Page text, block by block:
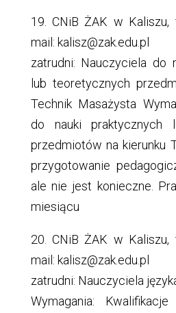
19. CNiB ŻAK w Kaliszu,
mail: kalisz@zak.edu.pl
zatrudni: Nauczyciela do
lub teoretycznych
Technik Masażysta
do nauki praktycznych
przedmiotów na kierunku
przygotowanie
ale nie jest konieczne.
miesiącu
20. CNiB ŻAK w Kaliszu,
mail: kalisz@zak.edu.pl
zatrudni: Nauczyciela
Wymagania: